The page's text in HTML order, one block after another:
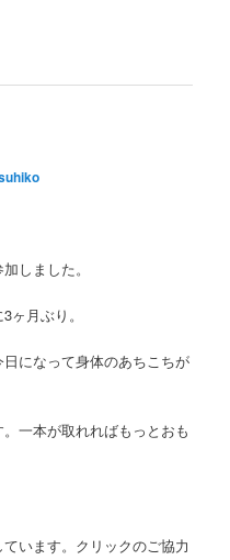
しました。
月ぶり。
になって身体のあちこちが
一本が取れればもっとおも
います。クリックのご協力